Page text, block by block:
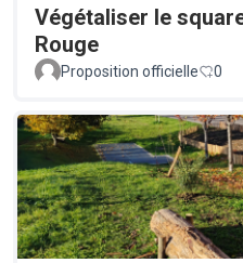
Végétaliser le
Rouge
Proposition officielle 0